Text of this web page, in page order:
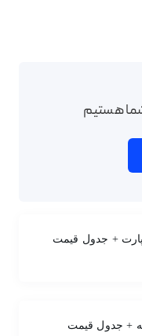
هستیم
+ جدول قیمت
+ جدول قیمت